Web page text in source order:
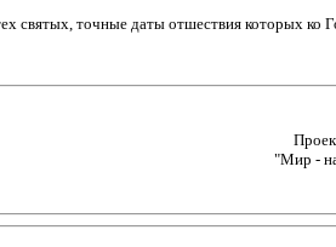
святых, точные даты отшествия которых ко
"Мир -